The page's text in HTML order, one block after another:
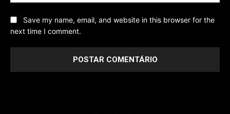
Save my name, email, and website in this browser for the
next time I comment.